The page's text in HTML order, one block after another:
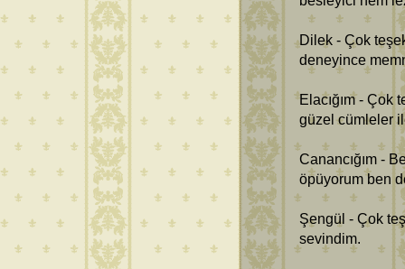
Dilek - Çok
deneyince
Elacığım - Çok
güzel cümleler
Canancığım -
öpüyorum ben
Şengül - Çok
sevindim.